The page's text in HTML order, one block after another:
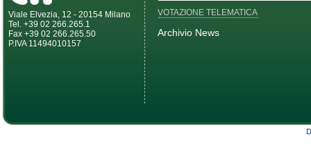
Viale Elvezia, 12 - 20154 Milano
Tel. +39 02 266.265.1
Fax +39 02 266.265.50
P.IVA 11494010157
VOTAZIONE TELEMATICA
Archivio News